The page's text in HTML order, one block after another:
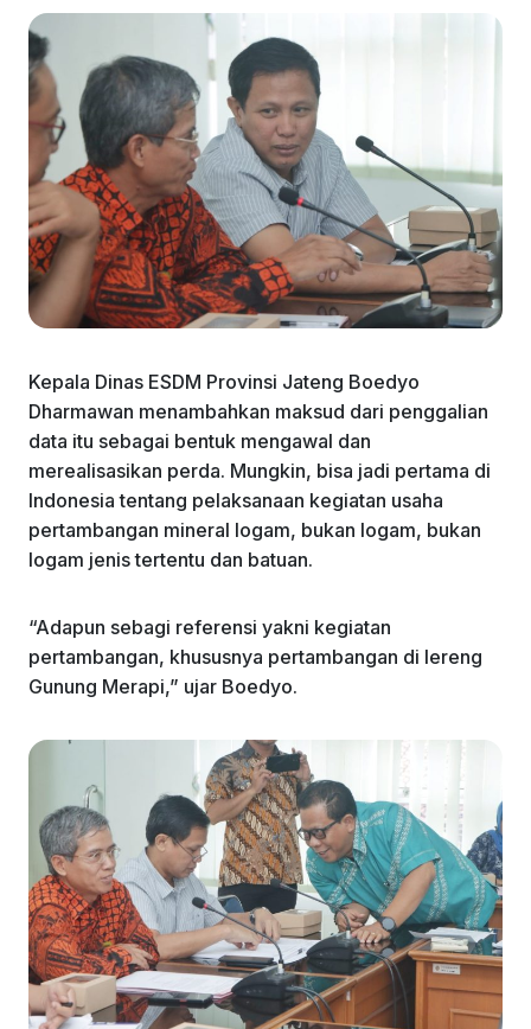
Kepala Dinas ESDM Provinsi Jateng Boedyo
Dharmawan menambahkan maksud dari penggalian
data itu sebagai bentuk mengawal dan
merealisasikan perda. Mungkin, bisa jadi pertama di
Indonesia tentang pelaksanaan kegiatan usaha
pertambangan mineral logam, bukan logam, bukan
logam jenis tertentu dan batuan.
“Adapun sebagi referensi yakni kegiatan
pertambangan, khususnya pertambangan di lereng
Gunung Merapi,” ujar Boedyo.